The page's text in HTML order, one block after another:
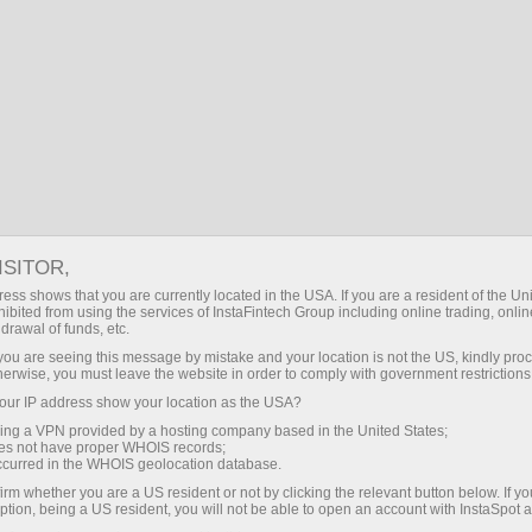
ринку Форекс. Компанії, які стоять за брендом
InstaSpot мають стійку конкурентну позицію у
всіх ключових сегментах. Група компаній
отримала безліч престижних нагород від ділових
журналів та спеціалізованих виставкових
проектів за бездоганну якість, безпеку,
інноваційний підхід та широкий вибір послуг та
пропозицій.
Зареєструвати особистий акаунт
shows that you are currently located in the USA. If you are a resident of the
from using the services of InstaFintech Group including online trading,
of funds, etc.
are seeing this message by mistake and your location is not the US, kindly
you must leave the website in order to comply with government
IP address show your location as the USA?
a VPN provided by a hosting company based in the United States;
not have proper WHOIS records;
in the WHOIS geolocation database.
whether you are a US resident or not by clicking the relevant button below. If
being a US resident, you will not be able to open an account with InstaSpot